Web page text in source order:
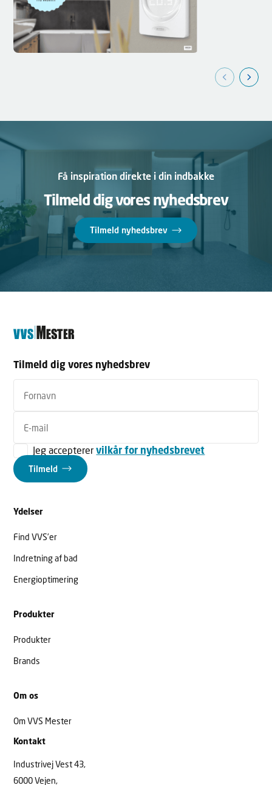
Få inspiration direkte i din indbakke
Tilmeld dig vores nyhedsbrev
Tilmeld nyhedsbrev
Tilmeld dig vores nyhedsbrev
Jeg accepterervilkår for nyhedsbrevet
Tilmeld
Ydelser
Find VVS’er
Indretning af bad
Energioptimering
Produkter
Produkter
Brands
Om os
Om VVS Mester
Kontakt
Industrivej Vest 43,
6000 Vejen,